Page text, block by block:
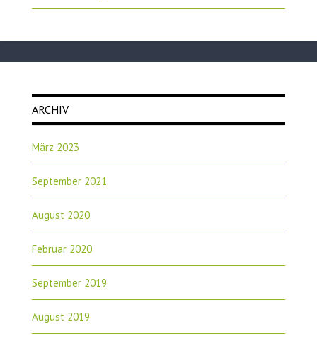
ARCHIV
März 2023
September 2021
August 2020
Februar 2020
September 2019
August 2019